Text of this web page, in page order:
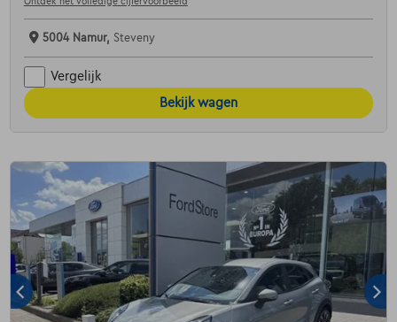
5004 Namur, Steveny
Vergelijk
Bekijk wagen